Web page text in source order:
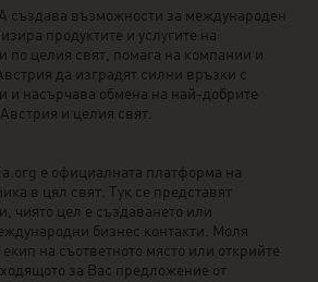
създава възможности за международен
продуктите и услугите на
по целия свят, помага на компании и
да изградят силни връзки с
и насърчава обмена на най-добрите
и целия свят.
е официалната платформа на
в цял свят. Тук се представят
чиято цел е създаването или
бизнес контакти. Моля
на съответното място или открийте
за Вас предложение от